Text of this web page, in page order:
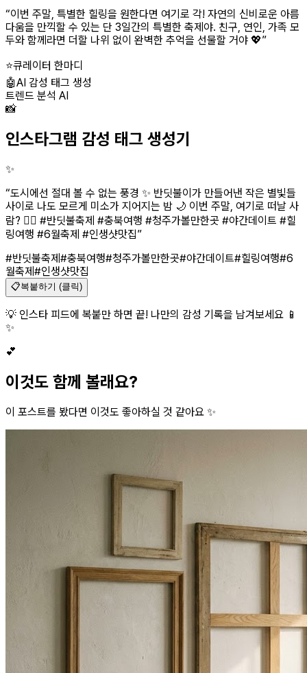
“이번 주말, 특별한 힐링을 원한다면 여기로 각! 자연의 신비로운 아름
다움을 만끽할 수 있는 단 3일간의 특별한 축제야. 친구, 연인, 가족 모
두와 함께라면 더할 나위 없이 완벽한 추억을 선물할 거야 💖”
⭐큐레이터 한마디
🤖AI 감성 태그 생성
트렌드 분석 AI
📸
인스타그램 감성 태그 생성기
✨
“도시에선 절대 볼 수 없는 풍경 ✨ 반딧불이가 만들어낸 작은 별빛들
사이로 나도 모르게 미소가 지어지는 밤 🌙 이번 주말, 여기로 떠날 사
람? 🙋‍♀️ #반딧불축제 #충북여행 #청주가볼만한곳 #야간데이트 #힐
링여행 #6월축제 #인생샷맛집”
#반딧불축제#충북여행#청주가볼만한곳#야간데이트#힐링여행#6
월축제#인생샷맛집
📋복붙하기 (클릭)
💡 인스타 피드에 복붙만 하면 끝! 나만의 감성 기록을 남겨보세요 📱
✨
💕
이것도 함께 볼래요?
이 포스트를 봤다면 이것도 좋아하실 것 같아요 ✨